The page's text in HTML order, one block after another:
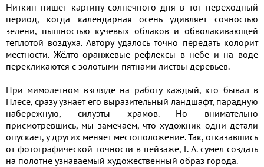
Ниткин пишет картину солнечного дня в тот переходный
период, когда календарная осень удивляет сочностью
зелени, пышностью кучевых облаков и обволакивающей
теплотой воздуха. Автору удалось точно передать колорит
местности. Жёлто-оранжевые рефлексы в небе и на воде
перекликаются с золотыми пятнами листвы деревьев.
При мимолетном взгляде на работу каждый, кто бывал в
Плёсе, сразу узнает его выразительный ландшафт, парадную
набережную, силуэты храмов. Но внимательно
присмотревшись, мы замечаем, что художник одни детали
опускает, у других меняет местоположение. Так, отказавшись
от фотографической точности в пейзаже, Г. А. сумел создать
на полотне узнаваемый художественный образ города.